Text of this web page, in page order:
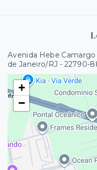
Avenida Hebe
de Janeiro/RJ - 22790-
+
−